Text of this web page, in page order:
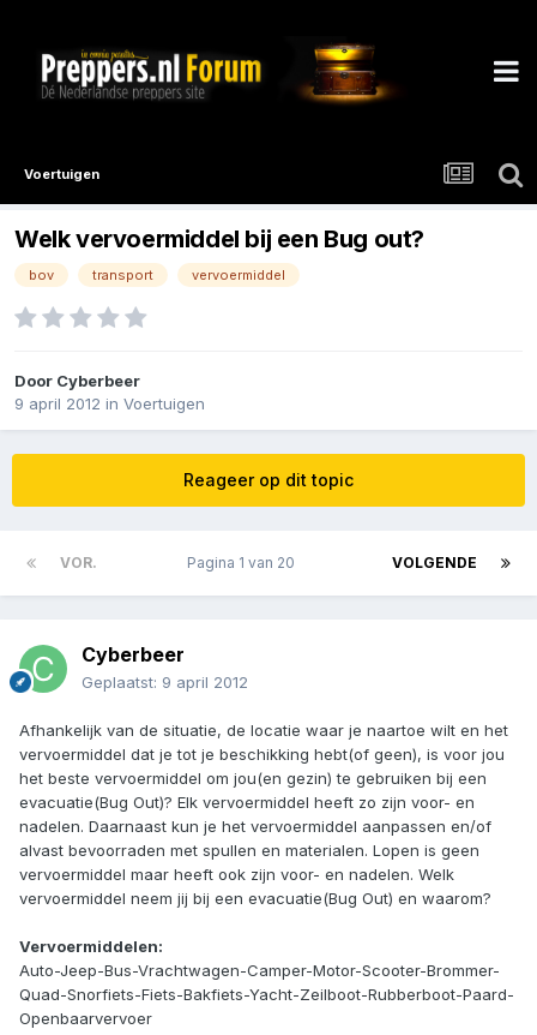
Voertuigen
Welk vervoermiddel bij een Bug out?
bov transport vervoermiddel
Door Cyberbeer
9 april 2012 in Voertuigen
Reageer op dit topic
VOR. VOLGENDE
Pagina 1 van 20
Cyberbeer
Geplaatst: 9 april 2012
Afhankelijk van de situatie, de locatie waar je naartoe wilt en het
vervoermiddel dat je tot je beschikking hebt(of geen), is voor jou
het beste vervoermiddel om jou(en gezin) te gebruiken bij een
evacuatie(Bug Out)? Elk vervoermiddel heeft zo zijn voor- en
nadelen. Daarnaast kun je het vervoermiddel aanpassen en/of
alvast bevoorraden met spullen en materialen. Lopen is geen
vervoermiddel maar heeft ook zijn voor- en nadelen. Welk
vervoermiddel neem jij bij een evacuatie(Bug Out) en waarom?
Vervoermiddelen:
Auto-Jeep-Bus-Vrachtwagen-Camper-Motor-Scooter-Brommer-
Quad-Snorfiets-Fiets-Bakfiets-Yacht-Zeilboot-Rubberboot-Paard-
Openbaarvervoer